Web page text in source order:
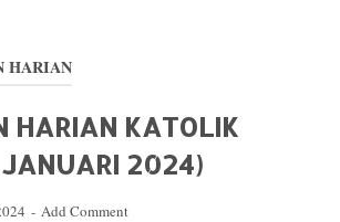
HARIAN
HARIAN KATOLIK
JANUARI 2024)
Add Comment